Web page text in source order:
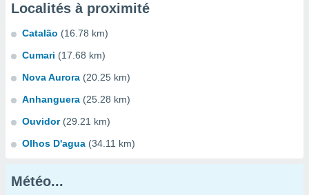
Localités à proximité
Catalão (16.78 km)
Cumari (17.68 km)
Nova Aurora (20.25 km)
Anhanguera (25.28 km)
Ouvidor (29.21 km)
Olhos D'agua (34.11 km)
Météo...